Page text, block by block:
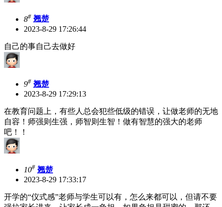
8# 翘楚
2023-8-29 17:26:44
自己的事自己去做好
9# 翘楚
2023-8-29 17:29:13
在教育问题上，有些人总会犯些低级的错误，让做老师的无地
自容！师强则生强，师智则生智！做有智慧的强大的老师
吧！！
10# 翘楚
2023-8-29 17:33:17
开学的“仪式感”老师与学生可以有，怎么来都可以，但请不要